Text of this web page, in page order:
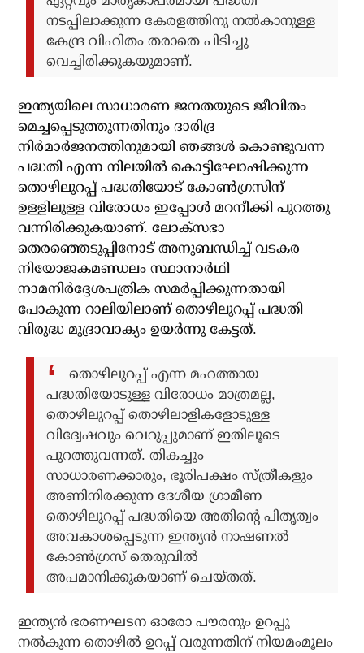
നടപ്പിലാക്കുന്ന കേരളത്തിനു നല്‍കാനുള്ള
കേന്ദ്ര വിഹിതം തരാതെ പിടിച്ചു
വെച്ചിരിക്കുകയുമാണ്.
ഇന്ത്യയിലെ സാധാരണ ജനതയുടെ ജീവിതം
മെച്ചപ്പെടുത്തുന്നതിനും ദാരിദ്ര
നിര്‍മാര്‍ജനത്തിനുമായി ഞങ്ങള്‍ കൊണ്ടുവന്ന
പദ്ധതി എന്ന നിലയില്‍ കൊട്ടിഘോഷിക്കുന്ന
തൊഴിലുറപ്പ് പദ്ധതിയോട് കോണ്‍ഗ്രസിന്
ഉള്ളിലുള്ള വിരോധം ഇപ്പോള്‍ മറനീക്കി പുറത്തു
വന്നിരിക്കുകയാണ്. ലോക്‌സഭാ
തെരഞ്ഞെടുപ്പിനോട് അനുബന്ധിച്ച് വടകര
നിയോജകമണ്ഡലം സ്ഥാനാര്‍ഥി
നാമനിര്‍ദ്ദേശപത്രിക സമര്‍പ്പിക്കുന്നതായി
പോകുന്ന റാലിയിലാണ് തൊഴിലുറപ്പ് പദ്ധതി
വിരുദ്ധ മുദ്രാവാക്യം ഉയര്‍ന്നു കേട്ടത്.
തൊഴിലുറപ്പ് എന്ന മഹത്തായ
പദ്ധതിയോടുള്ള വിരോധം മാത്രമല്ല,
തൊഴിലുറപ്പ് തൊഴിലാളികളോടുള്ള
വിദ്വേഷവും വെറുപ്പുമാണ് ഇതിലൂടെ
പുറത്തുവന്നത്. തികച്ചും
സാധാരണക്കാരും, ഭൂരിപക്ഷം സ്ത്രീകളും
അണിനിരക്കുന്ന ദേശീയ ഗ്രാമീണ
തൊഴിലുറപ്പ് പദ്ധതിയെ അതിന്റെ പിതൃത്വം
അവകാശപ്പെടുന്ന ഇന്ത്യന്‍ നാഷണല്‍
കോണ്‍ഗ്രസ് തെരുവില്‍
അപമാനിക്കുകയാണ് ചെയ്തത്.
ഇന്ത്യന്‍ ഭരണഘടന ഓരോ പൗരനും ഉറപ്പു
നല്‍കുന്ന തൊഴില്‍ ഉറപ്പ് വരുന്നതിന് നിയമംമൂലം